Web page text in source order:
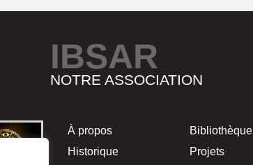
IBSAR
NOTRE ASSOCIATION
À propos
Historique
Bibliothèque
Projets